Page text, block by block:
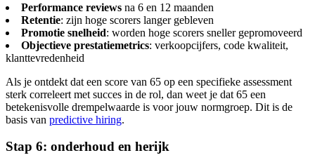
Performance reviews na 6 en 12 maanden
Retentie: zijn hoge scorers langer gebleven
Promotie snelheid: worden hoge scorers sneller gepromoveerd
Objectieve prestatiemetrics: verkoopcijfers, code kwaliteit,
klanttevredenheid
Als je ontdekt dat een score van 65 op een specifieke assessment
sterk correleert met succes in de rol, dan weet je dat 65 een
betekenisvolle drempelwaarde is voor jouw normgroep. Dit is de
basis van predictive hiring.
Stap 6: onderhoud en herijk